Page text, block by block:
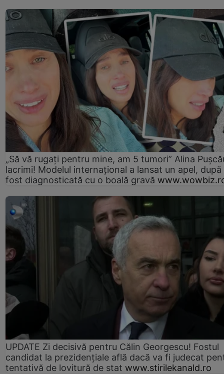
„Să vă rugați pentru mine, am 5 tumori” Alina
lacrimi! Modelul internațional a lansat un apel, după
fost diagnosticată cu o boală gravă
UPDATE Zi decisivă pentru Călin Georgescu! Fostul
candidat la prezidențiale află dacă va fi judecat
tentativă de lovitură de stat www.stirilekanald.ro